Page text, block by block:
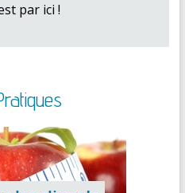
par ici !